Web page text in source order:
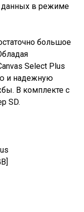
данных в режиме
большое
Select Plus
и надежную
В комплекте с
SD.